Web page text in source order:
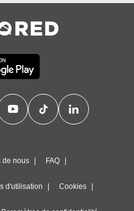
de nous FAQ
d'utilisation Cookies